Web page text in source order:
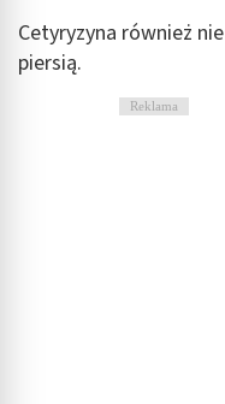
Cetyryzyna również
piersią.
Reklama